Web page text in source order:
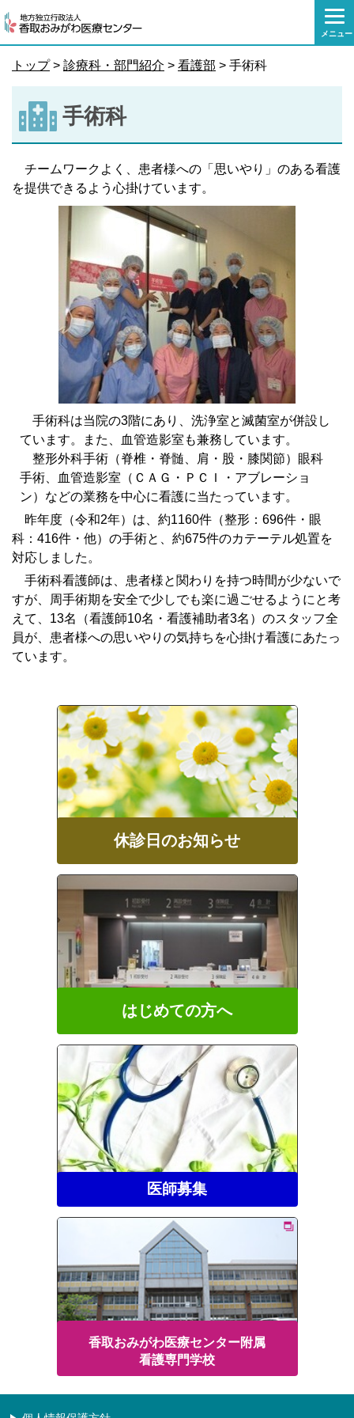
メニュー
文
動
トップ> 診療科・部門紹介 > 看護部 > 手術科
手術科
チームワークよく、患者様への「思いやり」のある看護
を提供できるよう心掛けています。
手術科は当院の3階にあり、洗浄室と滅菌室が併設し
ています。また、血管造影室も兼務しています。
整形外科手術（脊椎・脊髄、肩・股・膝関節）眼科
手術、血管造影室（ＣＡＧ・ＰＣＩ・アブレーショ
ン）などの業務を中心に看護に当たっています。
昨年度（令和2年）は、約1160件（整形：696件・眼
科：416件・他）の手術と、約675件のカテーテル処置を
対応しました。
手術科看護師は、患者様と関わりを持つ時間が少ないで
すが、周手術期を安全で少しでも楽に過ごせるようにと考
えて、13名（看護師10名・看護補助者3名）のスタッフ全
員が、患者様への思いやりの気持ちを心掛け看護にあたっ
ています。
休診日のお知らせ
はじめての方へ
医師募集
香取おみがわ医療センター附属
看護専門学校